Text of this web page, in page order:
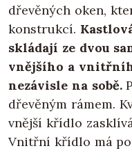
dřevěných oken,
konstrukcí.
skládají ze dvou
vnějšího a
nezávisle na sobě.
dřevěným rámem.
vnější křídlo
Vnitřní křídlo má